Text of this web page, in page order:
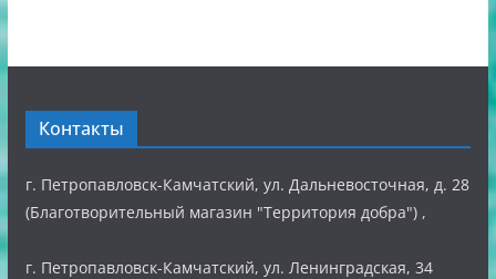
Контакты
г. Петропавловск-Камчатский, ул. Дальневосточная, д. 28
(Благотворительный магазин "Территория добра") ,
г. Петропавловск-Камчатский, ул. Ленинградская, 34